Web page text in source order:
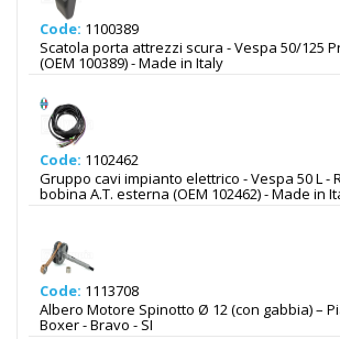
Code: 1100389
Scatola porta attrezzi scura - Vespa 50/125
(OEM 100389) - Made in Italy
Code: 1102462
Gruppo cavi impianto elettrico - Vespa 50 L -
bobina A.T. esterna (OEM 102462) - Made in
Code: 1113708
Albero Motore Spinotto Ø 12 (con gabbia) –
Boxer - Bravo - SI